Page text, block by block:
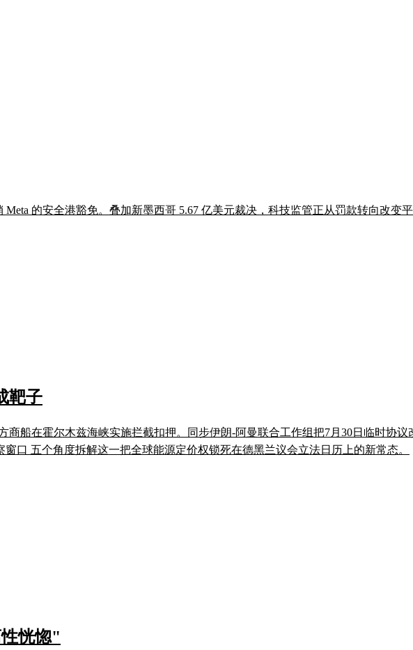
的安全港豁免。叠加新墨西哥 5.67 亿美元裁决，科技监管正从罚款转向改变平
靶子
商船在霍尔木兹海峡实施拦截扣押。同步伊朗-阿曼联合工作组把7月30日临时协议
口 五个角度拆解这一把全球能源定价权锁死在德黑兰议会立法日历上的新常态。
恍惚"